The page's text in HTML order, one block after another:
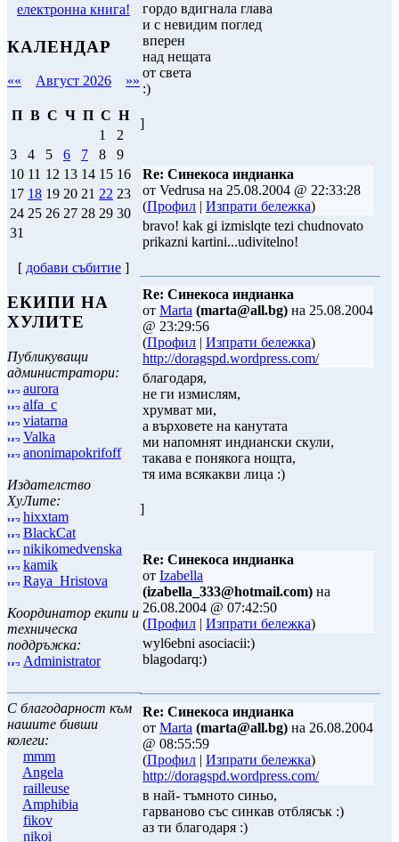
КАЛЕНДАР
«« Август 2026 »»
П В С Ч П С Н
1
2
3
4 5 6 7 8
9
10 11 12 13 14 15 16
17 18 19 20 21 22 23
24 25 26 27 28 29 30
31
[ добави събитие ]
ЕКИПИ НА
ХУЛИТЕ
Публикуващи
администратори:
aurora
alfa_c
viatarna
Valka
anonimapokrifoff
Издателство
ХуЛите:
hixxtam
BlackCat
nikikomedvenska
kamik
Raya_Hristova
Координатор екипи и
техническа
поддръжка:
Administrator
С благодарност към
нашите бивши
колеги:
mmm
Angela
railleuse
Amphibia
fikov
nikoi
гордо вдигнала глава
и с невидим поглед
вперен
над нещата
от света
:)
]
Re: Синекоса индианка
от Vedrusa на 25.08.2004 @ 22:33:28
(Профил | Изпрати бележка)
bravo! kak gi izmislqte tezi chudnovato
prikazni kartini...udivitelno!
Re: Синекоса индианка
от Marta (marta@all.bg) на 25.08.2004
@ 23:29:56
(Профил | Изпрати бележка)
http://doragspd.wordpress.com/
благодаря,
не ги измислям,
хрумват ми,
а върховете на канутата
ми напомнят индиански скули,
такава е понякога нощта,
тя има всякакви лица :)
]
Re: Синекоса индианка
от Izabella
(izabella_333@hotmail.com) на
26.08.2004 @ 07:42:50
(Профил | Изпрати бележка)
wyl6ebni asociacii:)
blagodarq:)
Re: Синекоса индианка
от Marta (marta@all.bg) на 26.08.2004
@ 08:55:59
(Профил | Изпрати бележка)
http://doragspd.wordpress.com/
в най- тъмното синьо,
гарваново със синкав отблясък :)
аз ти благодаря :)